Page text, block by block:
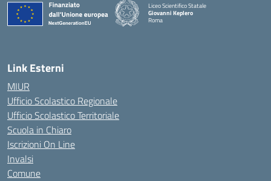
Liceo Scientifico Statale
Giovanni Keplero
Roma
Link Esterni
MIUR
Ufficio Scolastico Regionale
Ufficio Scolastico Territoriale
Scuola in Chiaro
Iscrizioni On Line
Invalsi
Comune